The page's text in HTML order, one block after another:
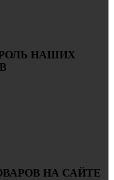
НАШИХ
НА САЙТЕ